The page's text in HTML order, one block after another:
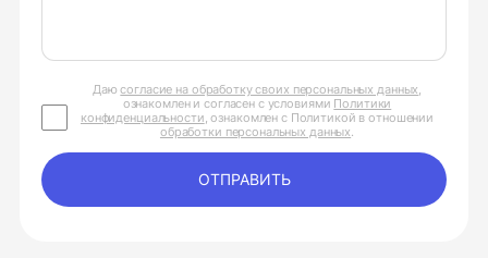
Даюсогласие на обработку своих персональных данных,
ознакомлен и согласен с условиями Политики
конфиденциальности, ознакомлен с Политикой в отношении
обработки персональных данных.
ОТПРАВИТЬ